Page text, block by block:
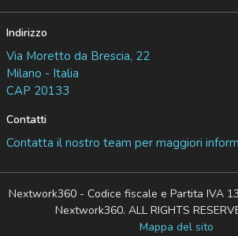
Indirizzo
Via Moretto da Brescia, 22
Milano - Italia
CAP 20133
Contatti
Contatta il nostro team per maggiori
Nextwork360 - Codice fiscale e Partita IVA
Nextwork360. ALL RIGHTS
Mappa del sito